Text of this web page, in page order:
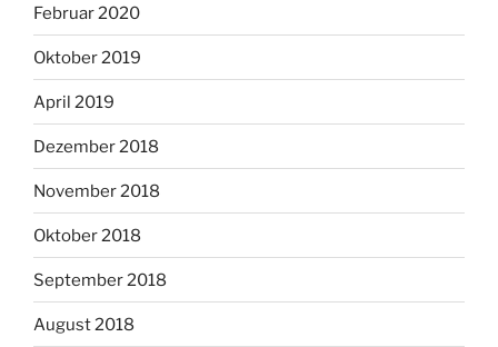
Februar 2020
Oktober 2019
April 2019
Dezember 2018
November 2018
Oktober 2018
September 2018
August 2018